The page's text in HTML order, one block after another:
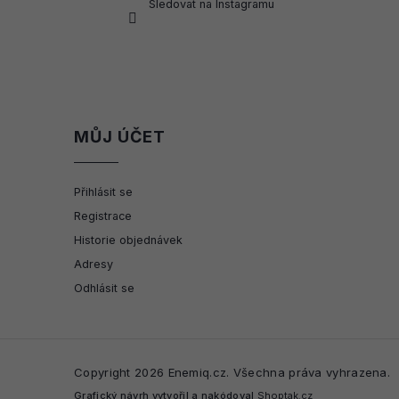
Sledovat na Instagramu
MŮJ ÚČET
Přihlásit se
Registrace
Historie objednávek
Adresy
Odhlásit se
Copyright 2026 Enemiq.cz. Všechna práva vyhrazena.
Grafický návrh vytvořil a nakódoval Shoptak.cz